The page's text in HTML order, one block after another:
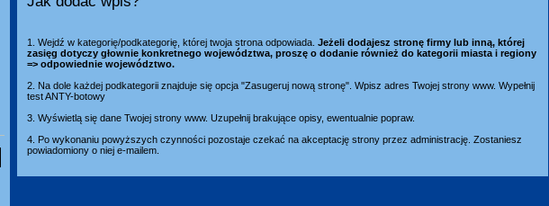
1. Wejdź w kategorię/podkategorię, której twoja strona odpowiada. Jeżeli dodajesz stronę firmy lub inną, której
zasięg dotyczy głownie konkretnego województwa, proszę o dodanie również do kategorii miasta i regiony
=> odpowiednie województwo.
2. Na dole każdej podkategorii znajduje się opcja "Zasugeruj nową stronę". Wpisz adres Twojej strony www. Wypełnij
test ANTY-botowy
3. Wyświetlą się dane Twojej strony www. Uzupełnij brakujące opisy, ewentualnie popraw.
4. Po wykonaniu powyższych czynności pozostaje czekać na akceptację strony przez administrację. Zostaniesz
powiadomiony o niej e-mailem.